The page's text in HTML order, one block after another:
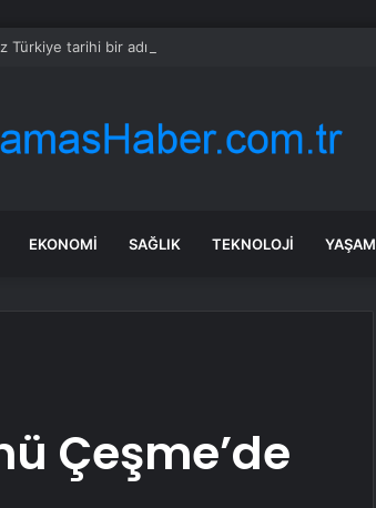
tarihi bir adımdır
EKONOMI SAĞLIK TEKNOLOJI YAŞAM
Çeşme’de